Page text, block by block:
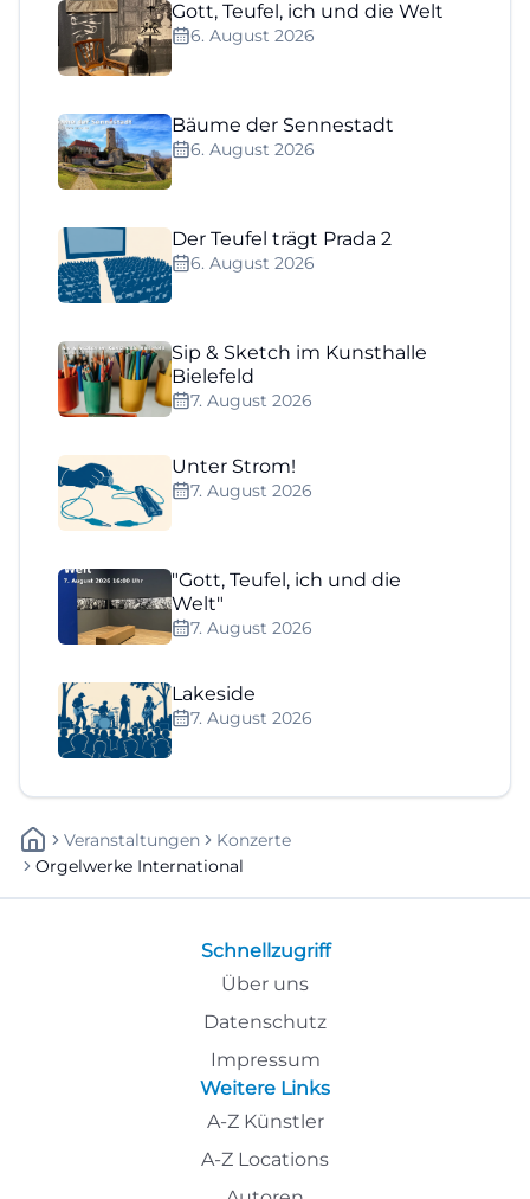
Gott, Teufel, ich und die Welt
6. August 2026
Bäume der Sennestadt
6. August 2026
Der Teufel trägt Prada 2
6. August 2026
Sip & Sketch im Kunsthalle
Bielefeld
7. August 2026
Unter Strom!
7. August 2026
"Gott, Teufel, ich und die
Welt"
7. August 2026
Lakeside
7. August 2026
Veranstaltungen
Konzerte
Orgelwerke International
Schnellzugriff
Über uns
Datenschutz
Impressum
Weitere Links
A-Z Künstler
A-Z Locations